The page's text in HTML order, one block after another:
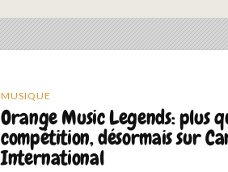
MUSIQUE
Orange Music Legends: plus
compétition, désormais sur
International